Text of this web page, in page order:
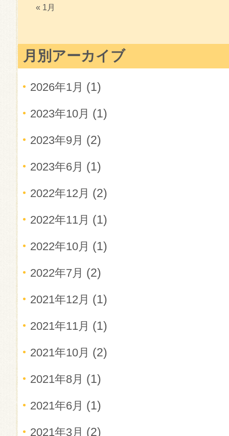
« 1月
月別アーカイブ
2026年1月 (1)
2023年10月 (1)
2023年9月 (2)
2023年6月 (1)
2022年12月 (2)
2022年11月 (1)
2022年10月 (1)
2022年7月 (2)
2021年12月 (1)
2021年11月 (1)
2021年10月 (2)
2021年8月 (1)
2021年6月 (1)
2021年3月 (2)